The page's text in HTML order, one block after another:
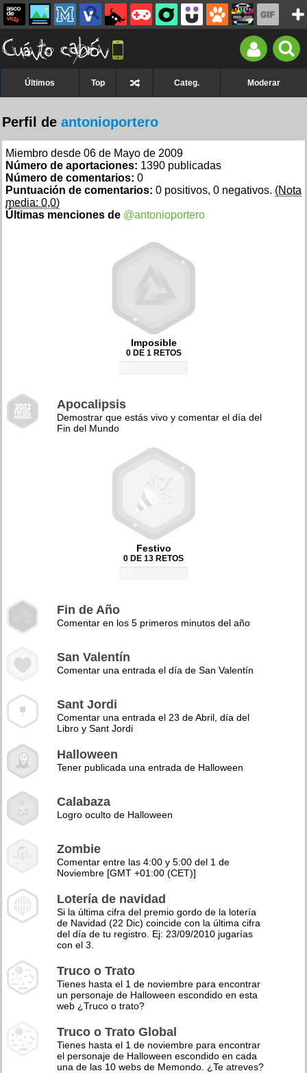
Últimos Top Categ. Moderar
Perfil de antonioportero
Miembro desde 06 de Mayo de 2009
Número de aportaciones: 1390 publicadas
Número de comentarios: 0
Puntuación de comentarios: 0 positivos, 0 negativos. (Nota
media: 0,0)
Últimas menciones de @antonioportero
Imposible
0 DE 1 RETOS
Apocalipsis
Demostrar que estás vivo y comentar el día del
Fin del Mundo
Festivo
0 DE 13 RETOS
Fin de Año
Comentar en los 5 primeros minutos del año
San Valentín
Comentar una entrada el día de San Valentín
Sant Jordi
Comentar una entrada el 23 de Abril, día del
Libro y Sant Jordi
Halloween
Tener publicada una entrada de Halloween
Calabaza
Logro oculto de Halloween
Zombie
Comentar entre las 4:00 y 5:00 del 1 de
Noviembre [GMT +01:00 (CET)]
Lotería de navidad
Si la última cifra del premio gordo de la lotería
de Navidad (22 Dic) coincide con la última cifra
del día de tu registro. Ej: 23/09/2010 jugarías
con el 3.
Truco o Trato
Tienes hasta el 1 de noviembre para encontrar
un personaje de Halloween escondido en esta
web ¿Truco o trato?
Truco o Trato Global
Tienes hasta el 1 de noviembre para encontrar
el personaje de Halloween escondido en cada
una de las 10 webs de Memondo. ¿Te atreves?